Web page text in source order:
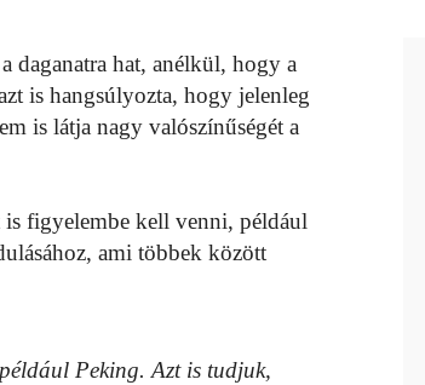
daganatra hat, anélkül, hogy a
is hangsúlyozta, hogy jelenleg
is látja nagy valószínűségét a
figyelembe kell venni, például
ami többek között
Peking. Azt is tudjuk,